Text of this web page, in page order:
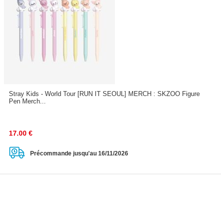
Stray Kids - World Tour [RUN IT SEOUL] MERCH : SKZOO Figure
Pen Merch...
17.00 €
Précommande jusqu'au 16/11/2026